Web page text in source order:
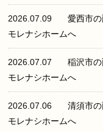
2026.07.09
愛西市
モレナシホームへ
2026.07.07
稲沢市
モレナシホームへ
2026.07.06
清須市
モレナシホームへ